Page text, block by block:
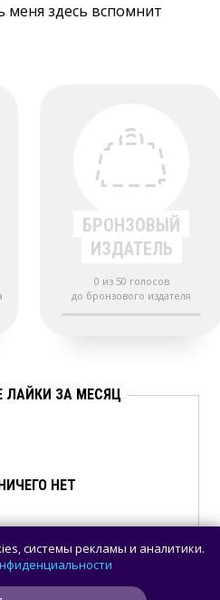
меня здесь вспомнит
БРОНЗОВЫЙ
ИЗДАТЕЛЬ
0 из 50 голосов
до бронзового издателя
ЛАЙКИ ЗА МЕСЯЦ
НЕТ
системы рекламы и аналитики.